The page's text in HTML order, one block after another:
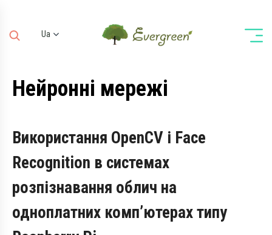
Ua
De
Нейронні мережі
Використання OpenCV і Face
Recognition в системах
розпізнавання облич на
одноплатних комп’ютерах типу